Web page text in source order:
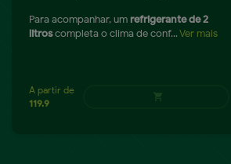
A partir de
Para acompanhar, um refrigerante de 2
litroscompleta o clima de conf...Ver mais